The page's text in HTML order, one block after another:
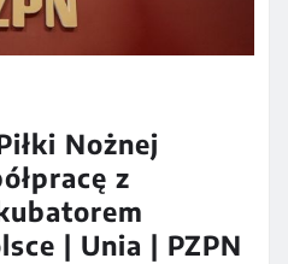
Nożnej
z
| Unia | PZPN